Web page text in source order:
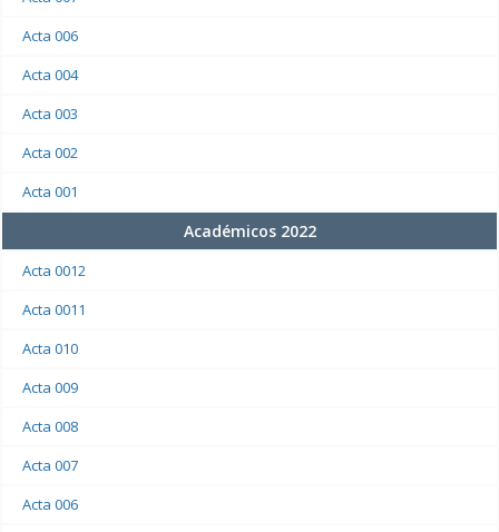
Acta 006
Acta 004
Acta 003
Acta 002
Acta 001
Académicos 2022
Acta 0012
Acta 0011
Acta 010
Acta 009
Acta 008
Acta 007
Acta 006